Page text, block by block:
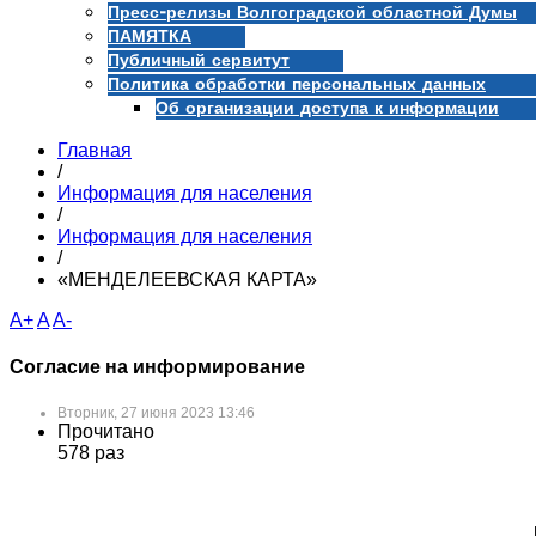
Пресс-релизы Волгоградской областной Думы
ПАМЯТКА
Публичный сервитут
Политика обработки персональных данных
Об организации доступа к информации
Главная
/
Информация для населения
/
Информация для населения
/
«МЕНДЕЛЕЕВСКАЯ КАРТА»
A+AA-
Согласие на информирование
Вторник, 27 июня 2023 13:46
Прочитано
578 раз